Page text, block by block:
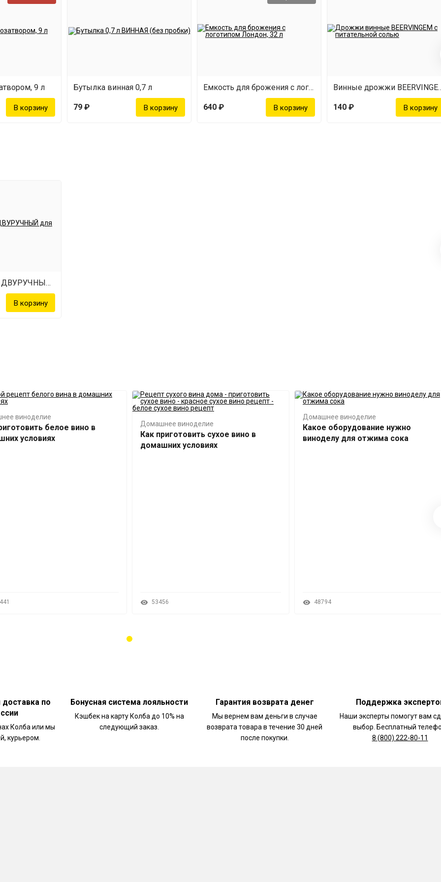
9 л Бутылка винная 0,7 л
79 ₽
Емкость для брожения с логотипом Лондон (32 л)
640 ₽
Винные дрожжи
140 ₽
Укупориватель ДВУРУЧНЫЙ для винных бутылок
виноделие
белое вино в
условиях
Домашнее виноделие
Как приготовить сухое вино в
домашних условиях
53456
Домашнее виноделие
Какое оборудование нужно
виноделу для отжима сока
48794
доставка по
Колба или мы
курьером.
Бонусная система лояльности
Кэшбек на карту Колба до 10% на
следующий заказ.
Гарантия возврата денег
Мы вернем вам деньги в случае
возврата товара в течение 30 дней
после покупки.
Поддержка
Наши эксперты помогут вам
выбор. Бесплатный
8 (800) 222-80-11